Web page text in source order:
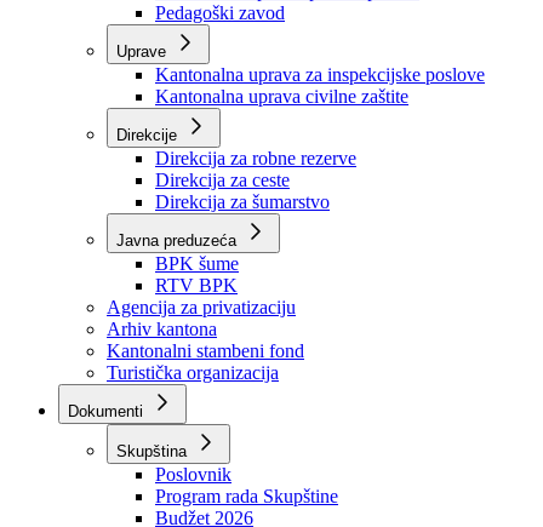
Zavod zdravstvenog osiguranja
Zavod za javno zdravstvo
Zavod za besplatnu pravnu pomoć
Pedagoški zavod
Kantonalna uprava za inspekcijske poslove
Kantonalna uprava civilne zaštite
Direkcije
Direkcija za robne rezerve
Direkcija za ceste
Direkcija za šumarstvo
Javna preduzeća
BPK šume
RTV BPK
Agencija za privatizaciju
Arhiv kantona
Kantonalni stambeni fond
Turistička organizacija
Dokumenti
Skupština